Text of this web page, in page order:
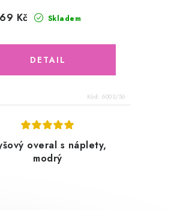
Skladem
Kč
Kód:6003/56
overal s náplety,
modrý